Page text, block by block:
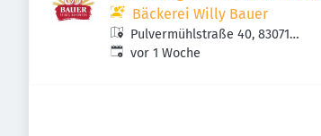
Bäckerei Willy Bauer
Pulvermühlstraße 40, 83071
Stephanskirchen, Deutschland
Veröffentlicht:
vor 1 Woche